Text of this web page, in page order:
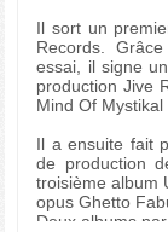
Il sort un
Records.
essai, il signe
production Jive
Mind Of Mystikal
Il a ensuite fait
de production
troisième album
opus Ghetto
Deux albums